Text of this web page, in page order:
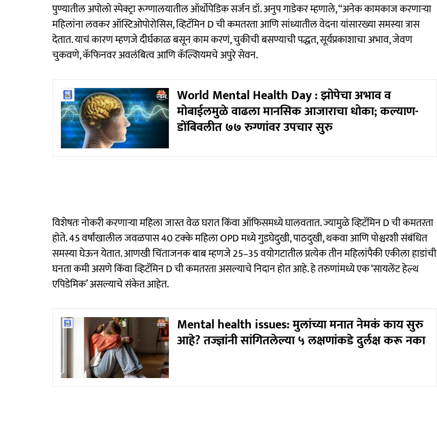
पुण्यातील अपोलो स्पेक्ट्रा रूग्णालयातील ऑर्थोपेडिक सर्जन डॉ. अनुप गाडेकर म्हणाले, “अनेक कामकाज करणाऱ्या
महिलांना लवकर ऑस्टिओपोरोसिस, व्हिटॅमिन D ची कमतरता आणि सांध्यातील वेदना यांसारख्या समस्या त्रास
देतात. याचं कारण म्हणजे दीर्घकाळ बसून काम करणं, चुकीची बसण्याची पद्धत, सूर्यप्रकाशाचा अभाव, जेवण
चुकवणे, कॅफिनवर अवलंबित्व आणि कॅल्शियमचे अपुरे सेवन.
World Mental Health Day : झोपेचा अभाव व
मोबाईलमुळे वाढला मानसिक आजाराचा धोका; कल्याण-
डोंबिवलीत ७७ रुग्णांवर उपचार सुरु
विशेषतः नोकरी करणाऱ्या महिला जास्त वेळ घरात किंवा ऑफिसमध्ये घालवतात. ज्यामुळे व्हिटॅमिन D ची कमतरता
होते. 45 वर्षांखालील जवळपास 40 टक्के महिला OPD मध्ये गुडघेदुखी, पाठदुखी, थकवा आणि पोश्चरशी संबंधित
समस्या घेऊन येतात. आणखी चिंताजनक बाब म्हणजे 25–35 वयोगटातील प्रत्येक तीन महिलांपैकी एकीला हाडांची
घनता कमी असणे किंवा व्हिटॅमिन D ची कमतरता असल्याचे निदान होत आहे. हे तरुणांमध्ये एक ‘सायलेंट हेल्थ
एपिडेमिक’ असल्याचे संकेत आहेत.
Mental health issues: मुलांच्या मनात नेमकं काय सुरु
आहे? तज्ज्ञांनी सांगितलेल्या ५ लक्षणांकडे दुर्लक्ष करू नका